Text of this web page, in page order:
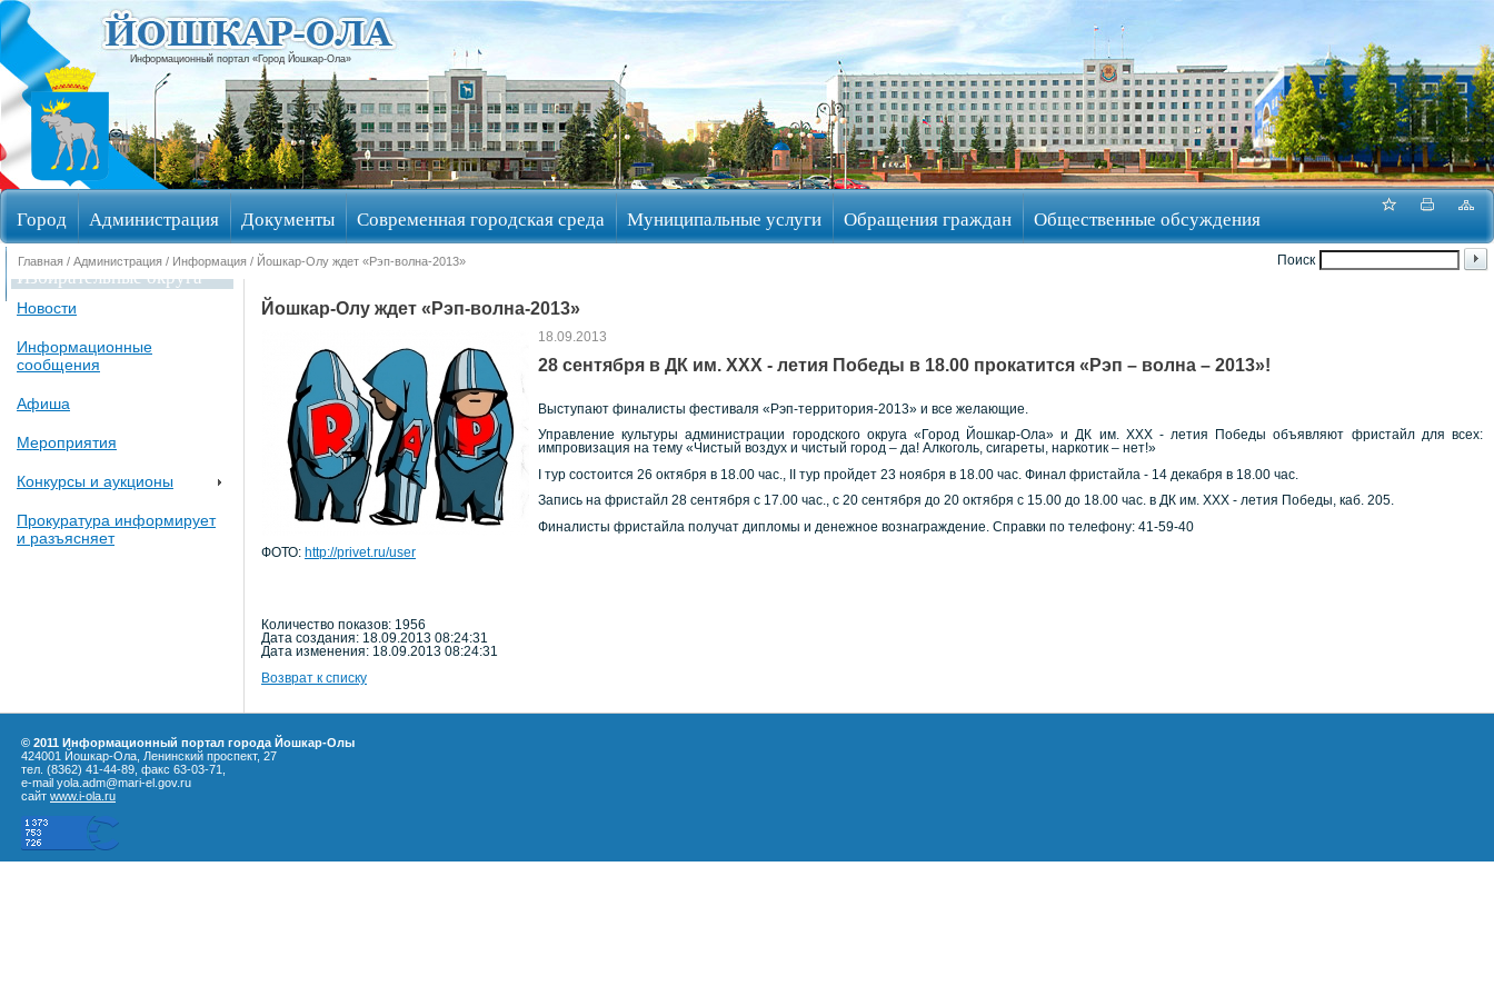
Информационный портал «Город Йошкар-Ола»
Город Администрация Документы Современная городская среда Муниципальные услуги Обращения граждан Общественные обсуждения
Избирательные округа
Поиск
Главная / Администрация / Информация / Йошкар-Олу ждет «Рэп-волна-2013»
Новости
Информационные
сообщения
Афиша
Мероприятия
Конкурсы и аукционы
Прокуратура информирует
и разъясняет
Йошкар-Олу ждет «Рэп-волна-2013»
18.09.2013
28 сентября в ДК им. ХХХ - летия Победы в 18.00 прокатится «Рэп – волна – 2013»!
Выступают финалисты фестиваля «Рэп-территория-2013» и все желающие.
Управление культуры администрации городского округа «Город Йошкар-Ола» и ДК им. ХХХ - летия Победы объявляют фристайл для всех:
импровизация на тему «Чистый воздух и чистый город – да! Алкоголь, сигареты, наркотик – нет!»
I тур состоится 26 октября в 18.00 час., II тур пройдет 23 ноября в 18.00 час. Финал фристайла - 14 декабря в 18.00 час.
Запись на фристайл 28 сентября с 17.00 час., с 20 сентября до 20 октября с 15.00 до 18.00 час. в ДК им. ХХХ - летия Победы, каб. 205.
Финалисты фристайла получат дипломы и денежное вознаграждение. Справки по телефону: 41-59-40
ФОТО: http://privet.ru/user
Количество показов: 1956
Дата создания: 18.09.2013 08:24:31
Дата изменения: 18.09.2013 08:24:31
Возврат к списку
© 2011 Информационный портал города Йошкар-Олы
424001 Йошкар-Ола, Ленинский проспект, 27
тел. (8362) 41-44-89, факс 63-03-71,
e-mail yola.adm@mari-el.gov.ru
сайт www.i-ola.ru